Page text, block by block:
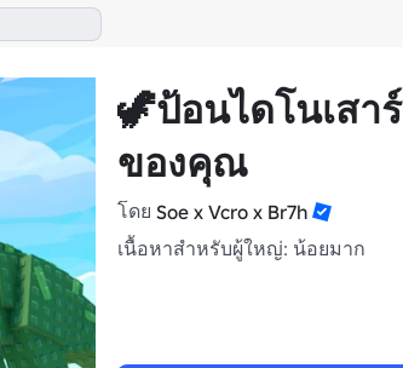
🦖ป้อนไดโนเสาร์
ของคุณ
โดย Soe x Vcro x Br7h
เนื้อหาสำหรับผู้ใหญ่: น้อยมาก